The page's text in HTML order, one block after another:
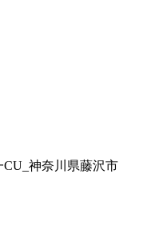
神奈川県藤沢市